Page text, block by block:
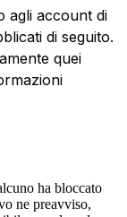
agli account di
di seguito.
quei